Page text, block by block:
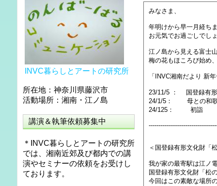
みなさま、
年明けから早一月経ち
お元気でお過ごしでし
江ノ島から見える富士
梅の花もほころび始め
「INVC湘南だより 新
23/11/5 ： 国登録有形
24/1/5： 母との和歌
24/125： 初詣
＜国登録有形文化
我が家の最寄駅は江ノ
国登録有形文化財「松
今回はこの素敵な場所
INVC暮らしとアートの研究所
所在地：神奈川県藤沢市
活動場所：湘南・江ノ島
講演＆執筆依頼募集中
＊INVC暮らしとアートの研究所
では、湘南近郊及び都内での講
演やセミナーの依頼をお受けし
ております。